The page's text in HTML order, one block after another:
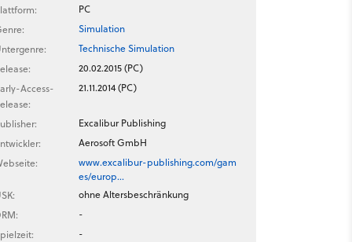
PC
Simulation
Technische Simulation
20.02.2015 (PC)
Access-
21.11.2014 (PC)
Excalibur Publishing
Aerosoft GmbH
www.excalibur-publishing.com/gam
es/europ…
ohne Altersbeschränkung
-
-